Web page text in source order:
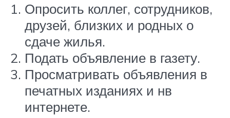
Опросить коллег, сотрудников,
друзей, близких и родных о
сдаче жилья.
Подать объявление в газету.
Просматривать объявления в
печатных изданиях и нв
интернете.